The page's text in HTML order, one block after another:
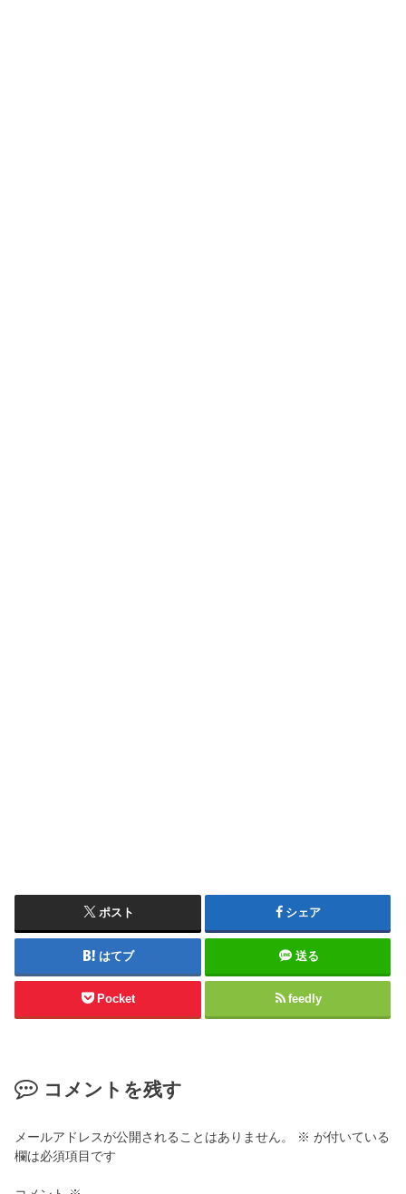
ポスト シェア
はてブ 送る
Pocket feedly
コメントを残す
メールアドレスが公開されることはありません。 ※ が付いている
欄は必須項目です